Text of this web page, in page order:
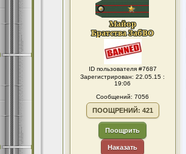
ID пользователя #7687
Зарегистрирован: 22.05.15 :
19:06
Сообщений: 7056
ПООЩРЕНИЙ: 421
Поощрить
Наказать